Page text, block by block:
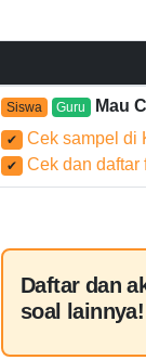
Siswa Guru Mau
✔ Cek sampel di
✔ Cek dan daftar
Daftar dan
soal lainnya!